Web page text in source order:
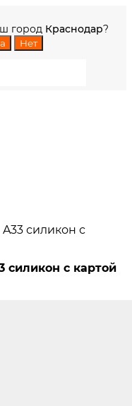
город Краснодар?
силикон с
силикон с картой